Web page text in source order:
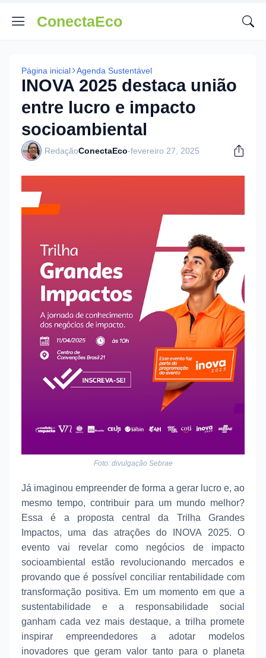
ConectaEco
Página inicial Agenda Sustentável
INOVA 2025 destaca união
entre lucro e impacto
socioambiental
RedaçãoConectaEco-fevereiro 27, 2025
Foto: divulgação Sebrae
Já imaginou empreender de forma a gerar lucro e, ao
mesmo tempo, contribuir para um mundo melhor?
Essa é a proposta central da Trilha Grandes
Impactos, uma das atrações do INOVA 2025. O
evento vai revelar como negócios de impacto
socioambiental estão revolucionando mercados e
provando que é possível conciliar rentabilidade com
transformação positiva. Em um momento em que a
sustentabilidade e a responsabilidade social
ganham cada vez mais destaque, a trilha promete
inspirar empreendedores a adotar modelos
inovadores que geram valor tanto para o planeta